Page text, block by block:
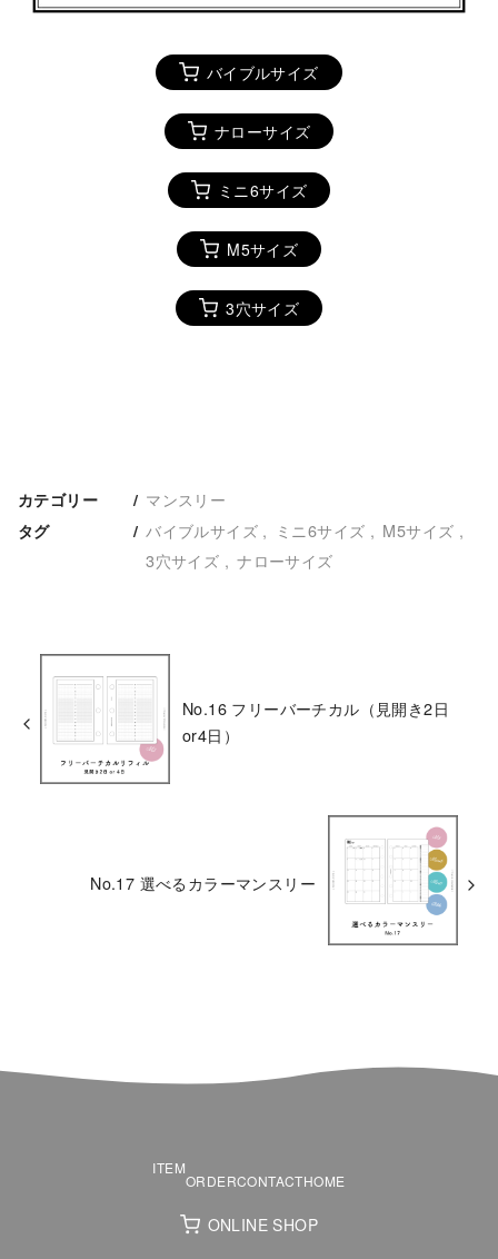
バイブルサイズ
ナローサイズ
ミニ6サイズ
M5サイズ
3穴サイズ
カテゴリー マンスリー
タグ バイブルサイズ ミニ6サイズ
M5サイズ
3穴サイズ
ナローサイズ
No.16 フリーバーチカル（見開き2日
or4日）
No.17 選べるカラーマンスリー
ITEM
ORDERCONTACTHOME
ONLINE SHOP